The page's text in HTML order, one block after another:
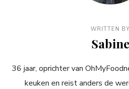
WRITTEN BY
Sabine
36 jaar, oprichter van
keuken en reist anders de